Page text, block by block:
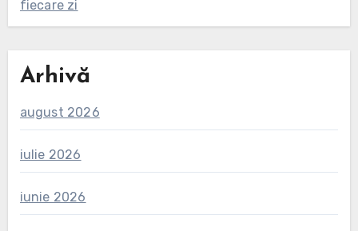
fiecare zi
Arhivă
august 2026
iulie 2026
iunie 2026